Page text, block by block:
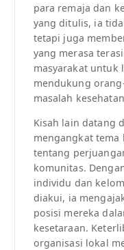
para remaja dan
yang ditulis, ia
tetapi juga
yang merasa
masyarakat untuk
mendukung
masalah
Kisah lain datang
mengangkat
tentang
komunitas.
individu dan
diakui, ia
posisi mereka
kesetaraan.
organisasi lokal